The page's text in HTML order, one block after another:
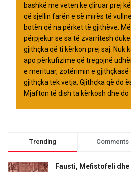
bashkë me veten ke çliruar prej
që sjellin farën e së mirës të
botën që na përket të gjithëve.
përpjekur se sa të zvarritesh
gjithçka që ti kërkon prej saj. Nuk
apo përkufizime që tregojnë
e merituar, zotërimin e gjithçkasë
gjithçka tek vetja. Gjithçka që do
Mjafton të dish ta kërkosh dhe do
Trending Comments
Fausti, Mefistofeli